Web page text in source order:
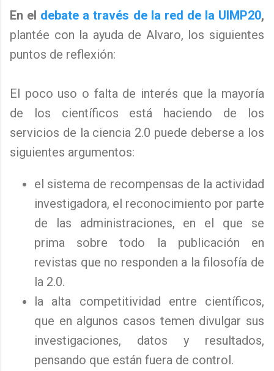
En el debate a través de la red de la UIMP20,
plantée con la ayuda de Alvaro, los siguientes
puntos de reflexión:
El poco uso o falta de interés que la mayoría
de los científicos está haciendo de los
servicios de la ciencia 2.0 puede deberse a los
siguientes argumentos:
el sistema de recompensas de la actividad
investigadora, el reconocimiento por parte
de las administraciones, en el que se
prima sobre todo la publicación en
revistas que no responden a la filosofía de
la 2.0.
la alta competitividad entre científicos,
que en algunos casos temen divulgar sus
investigaciones, datos y resultados,
pensando que están fuera de control.